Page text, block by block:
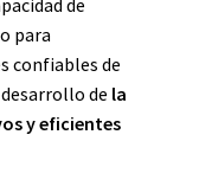
de
para
confiables de
de la
y eficientes